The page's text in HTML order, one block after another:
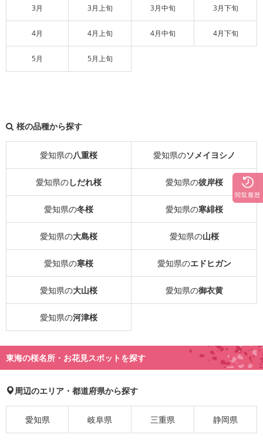
3月 3月上旬 3月中旬 3月下旬
4月 4月上旬 4月中旬 4月下旬
5月 5月上旬
桜の品種から探す
愛知県の八重桜 愛知県のソメイヨシノ
愛知県のしだれ桜 愛知県の彼岸桜
愛知県の冬桜 愛知県の寒緋桜
愛知県の大島桜 愛知県の山桜
愛知県の寒桜 愛知県のエドヒガン
愛知県の大山桜 愛知県の御衣黄
愛知県の河津桜
東海の桜名所・お花見スポットを探す
周辺のエリア・都道府県から探す
愛知県 岐阜県 三重県 静岡県
閲覧履歴